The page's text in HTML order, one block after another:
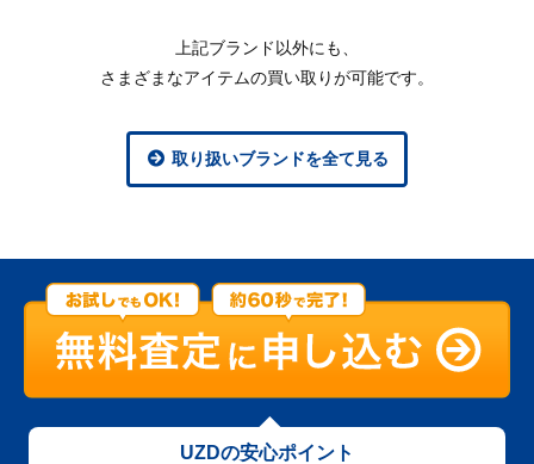
上記ブランド以外にも、
さまざまなアイテムの買い取りが可能です。
取り扱いブランドを全て見る
UZDの安心ポイント